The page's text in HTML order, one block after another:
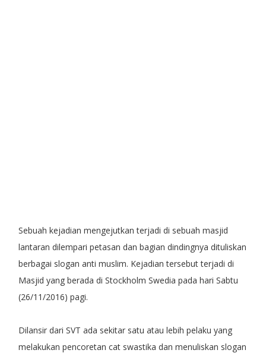
Sebuah kejadian mengejutkan terjadi di sebuah masjid
lantaran dilempari petasan dan bagian dindingnya dituliskan
berbagai slogan anti muslim. Kejadian tersebut terjadi di
Masjid yang berada di Stockholm Swedia pada hari Sabtu
(26/11/2016) pagi.
Dilansir dari SVT ada sekitar satu atau lebih pelaku yang
melakukan pencoretan cat swastika dan menuliskan slogan